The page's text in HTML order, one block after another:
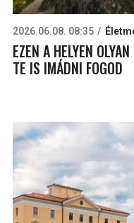
2026.06.08. 08:35
EZEN A HELYEN
TE IS IMÁDNI FOGOD